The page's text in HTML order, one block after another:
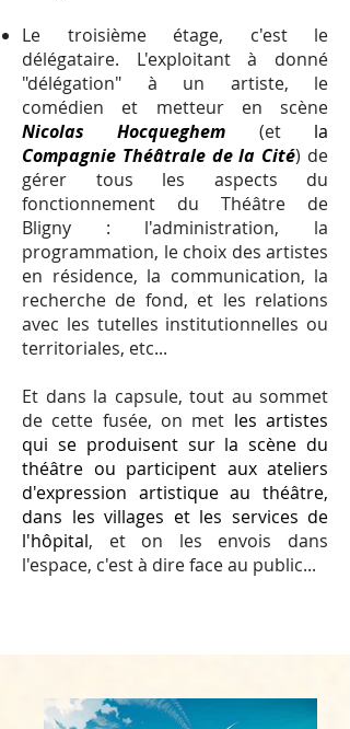
Le troisième étage, c'est le
délégataire. L'exploitant à donné
"délégation" à un artiste, le
comédien et metteur en scène
Nicolas Hocqueghem
(et
la
Compagnie Théâtrale de la Cité) de
gérer tous les aspects du
fonctionnement du Théâtre de
Bligny : l'administration, la
programmation, le choix des artistes
en résidence, la communication, la
recherche de fond, et les relations
avec les tutelles institutionnelles ou
territoriales, etc...
Et dans la capsule, tout au sommet
de cette fusée, on met les artistes
qui se produisent sur la scène du
théâtre ou participent aux ateliers
d'expression artistique au théâtre,
dans les villages et les services de
l'hôpital, et on les envois dans
l'espace, c'est à dire face au public...